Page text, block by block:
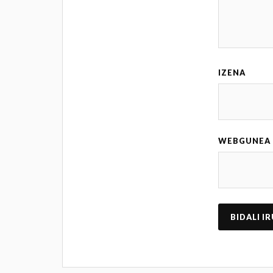
IZENA
WEBGUNEA